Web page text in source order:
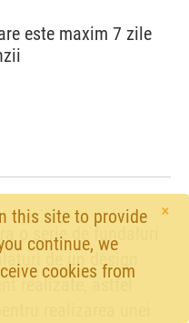
×
this site to provide
continue, we
cookies from
este maxim 7 zile
o serie de fundaluri
de un design
realizate, astfel
realizarea unei